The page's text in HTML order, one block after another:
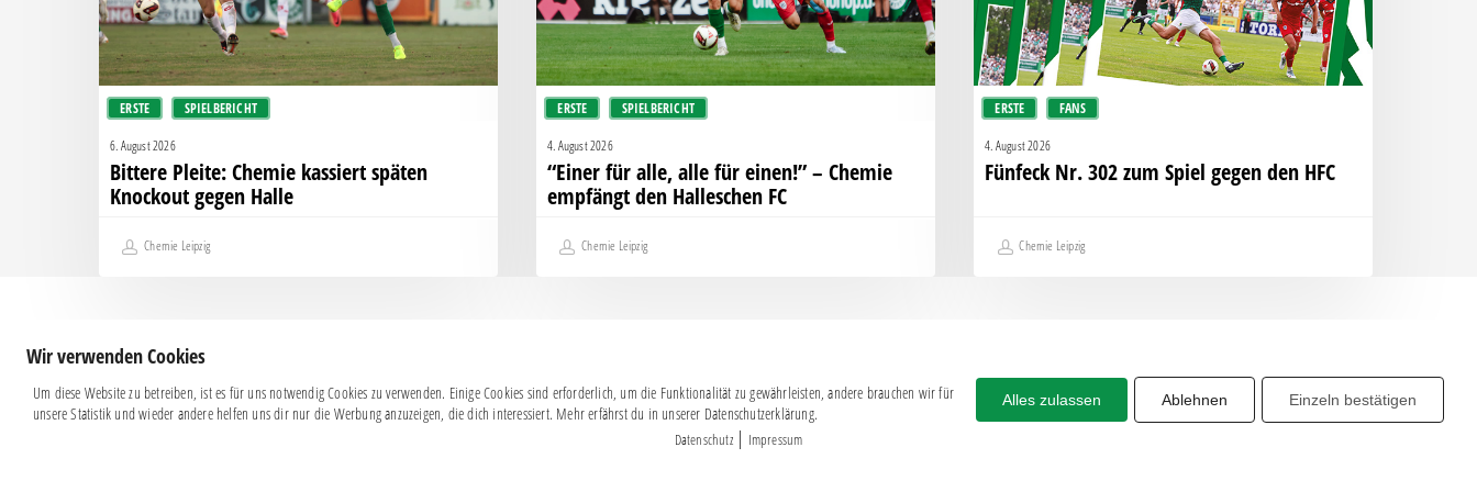
ERSTE SPIELBERICHT
Halle
6. August 2026
Bittere Pleite: Chemie kassiert späten
Knockout gegen Halle
Chemie Leipzig
ERSTE SPIELBERICHT
Chemie
empfängt
den
Halleschen
FC4. August 2026
“Einer für alle, alle für einen!” – Chemie
empfängt den Halleschen FC
Chemie Leipzig
ERSTE FANS
HFC
4. August 2026
Fünfeck Nr. 302 zum Spiel gegen den HFC
Chemie Leipzig
Share
Impressum|Datenschutz
BSG CHEMIE LEIPZIG © 2026
MITGLIEDERZAHL: 2.816
Wir verwenden Cookies
Um diese Website zu betreiben, ist es für uns notwendig Cookies zu verwenden. Einige Cookies sind erforderlich, um die Funktionalität zu gewährleisten, andere brauchen wir für
unsere Statistik und wieder andere helfen uns dir nur die Werbung anzuzeigen, die dich interessiert. Mehr erfährst du in unserer Datenschutzerklärung.
Alles zulassen Ablehnen Einzeln bestätigen
Datenschutz| Impressum